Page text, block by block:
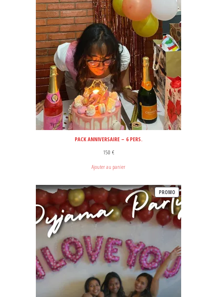
PACK ANNIVERSAIRE – 6 PERS.
150 €
Ajouter au panier
PROMOPRODUIT
EN
PROMOTION